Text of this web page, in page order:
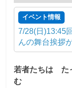
イベント情報
7/28(日)13:45
んの舞台挨拶
若者たちは た
む